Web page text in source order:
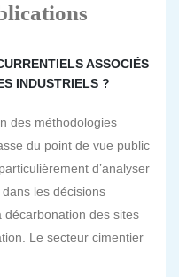
ASSOCIÉS
INDUSTRIELS ?
des méthodologies
du point de vue public
d’analyser
les décisions
décarbonation des sites
Le secteur cimentier